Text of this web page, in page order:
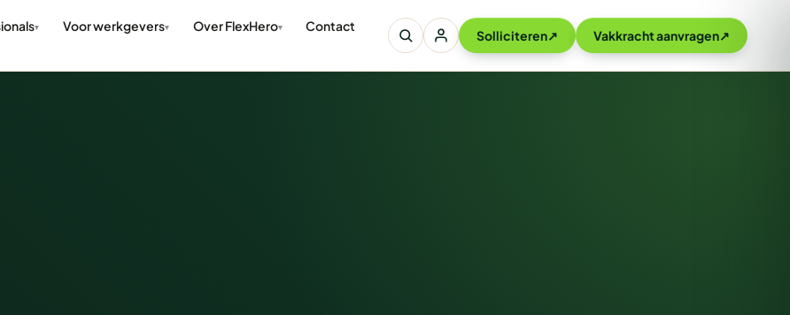
Voor werkgevers Over FlexHero Contact
Solliciteren↗ Vakkracht aanvragen↗